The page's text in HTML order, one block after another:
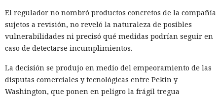
El regulador no nombró productos concretos de la compañía
sujetos a revisión, no reveló la naturaleza de posibles
vulnerabilidades ni precisó qué medidas podrían seguir en
caso de detectarse incumplimientos.
La decisión se produjo en medio del empeoramiento de las
disputas comerciales y tecnológicas entre Pekín y
Washington, que ponen en peligro la frágil tregua